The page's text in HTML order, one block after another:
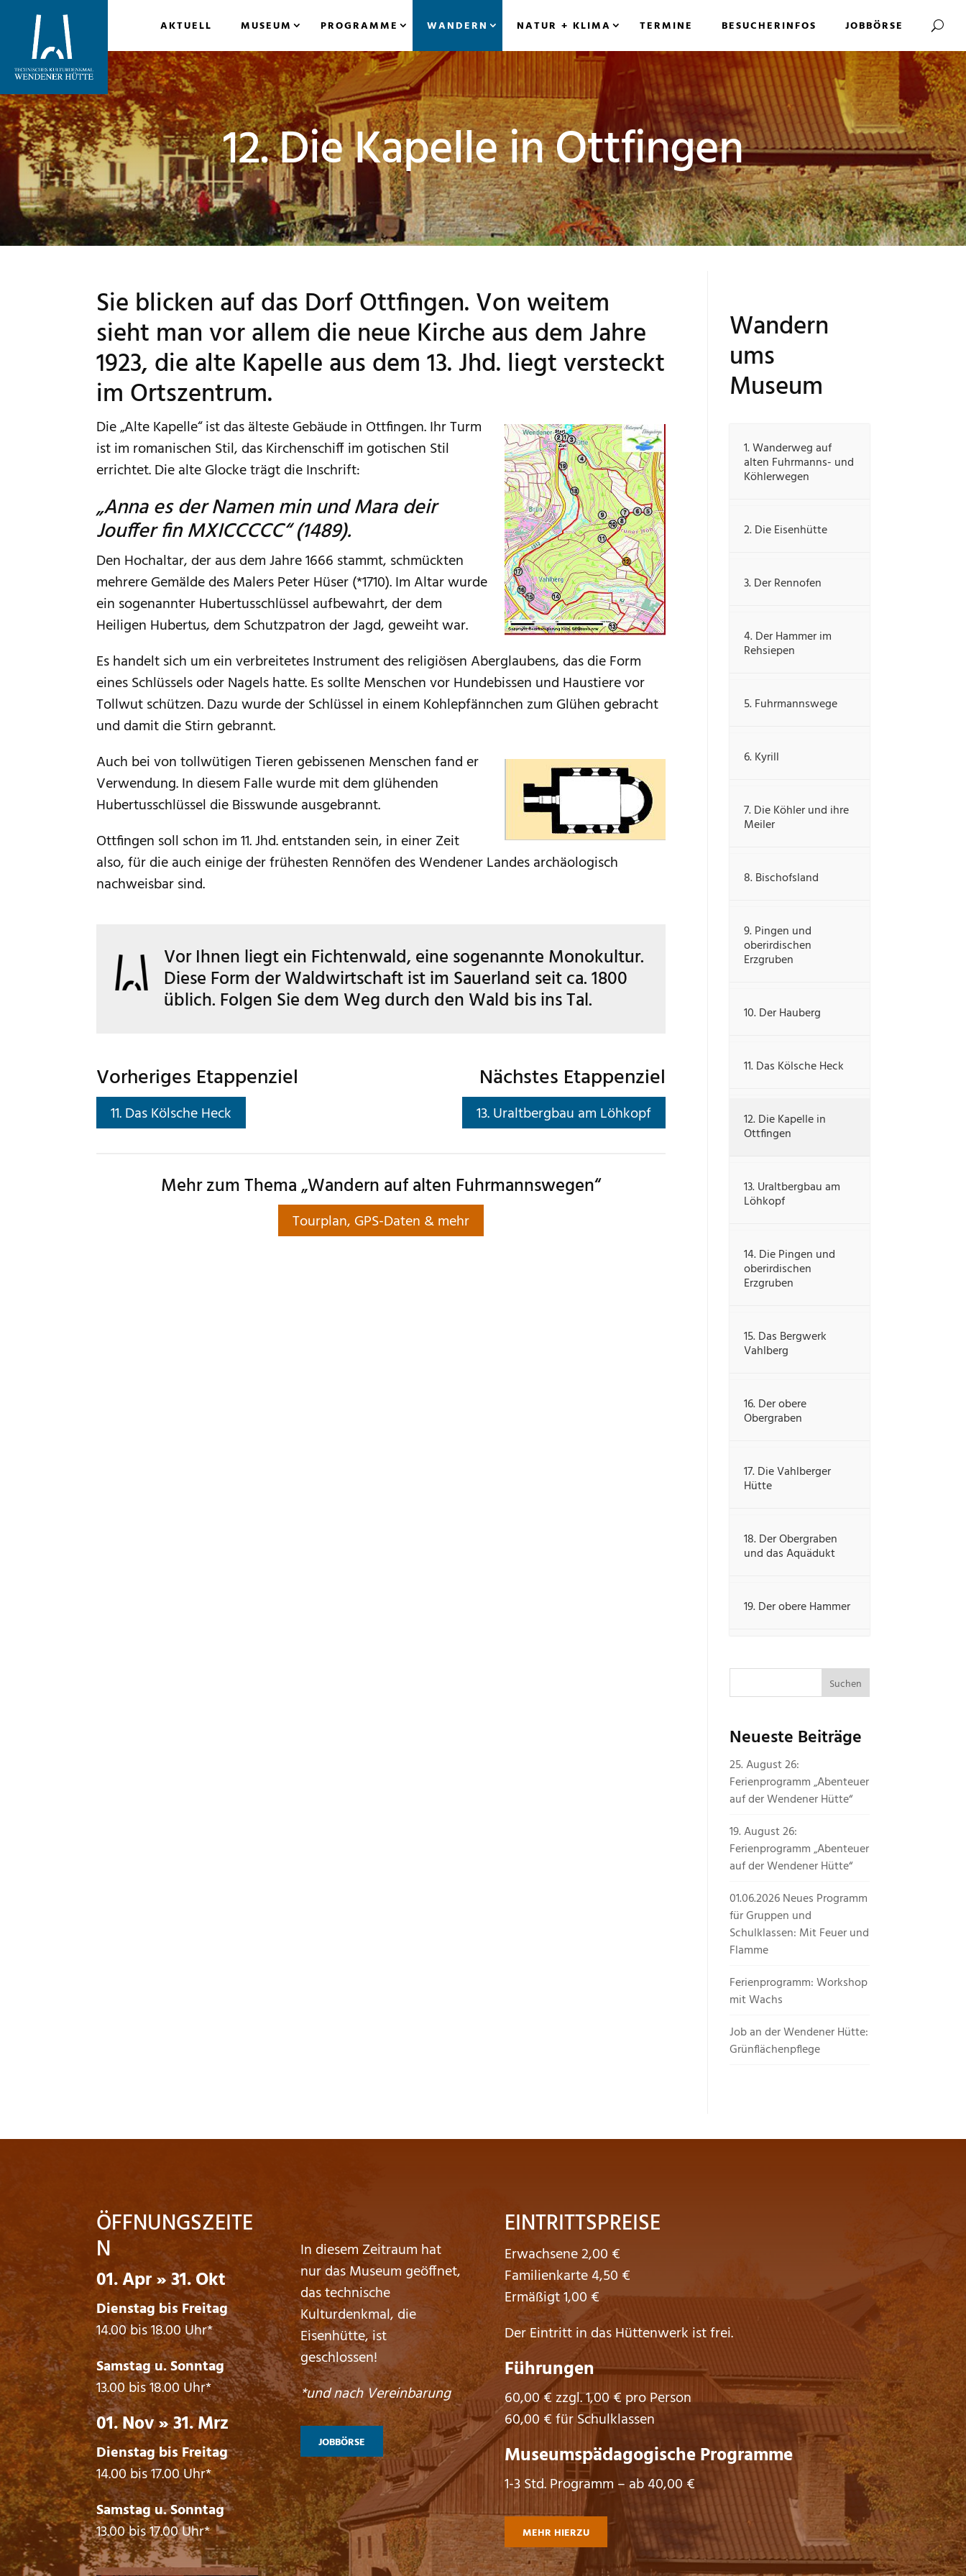
AKTUELL MUSEUM PROGRAMME WANDERN NATUR + KLIMA TERMINE BESUCHERINFOS JOBBÖRSE
12. Die Kapelle in Ottfingen
Sie blicken auf das Dorf Ottfingen. Von weitem
sieht man vor allem die neue Kirche aus dem Jahre
1923, die alte Kapelle aus dem 13. Jhd. liegt versteckt
im Ortszentrum.
Die „Alte Kapelle“ ist das älteste Gebäude in Ottfingen. Ihr Turm
ist im romanischen Stil, das Kirchenschiff im gotischen Stil
errichtet. Die alte Glocke trägt die Inschrift:
„Anna es der Namen min und Mara deir
Jouffer fin MXICCCCC“ (1489).
Den Hochaltar, der aus dem Jahre 1666 stammt, schmückten
mehrere Gemälde des Malers Peter Hüser (*1710). Im Altar wurde
ein sogenannter Hubertusschlüssel aufbewahrt, der dem
Heiligen Hubertus, dem Schutzpatron der Jagd, geweiht war.
Es handelt sich um ein verbreitetes Instrument des religiösen Aberglaubens, das die Form
eines Schlüssels oder Nagels hatte. Es sollte Menschen vor Hundebissen und Haustiere vor
Tollwut schützen. Dazu wurde der Schlüssel in einem Kohlepfännchen zum Glühen gebracht
und damit die Stirn gebrannt.
Auch bei von tollwütigen Tieren gebissenen Menschen fand er
Verwendung. In diesem Falle wurde mit dem glühenden
Hubertusschlüssel die Bisswunde ausgebrannt.
Ottfingen soll schon im 11. Jhd. entstanden sein, in einer Zeit
also, für die auch einige der frühesten Rennöfen des Wendener Landes archäologisch
nachweisbar sind.
Vor Ihnen liegt ein Fichtenwald, eine sogenannte Monokultur.
Diese Form der Waldwirtschaft ist im Sauerland seit ca. 1800
üblich. Folgen Sie dem Weg durch den Wald bis ins Tal.
Vorheriges Etappenziel
11. Das Kölsche Heck
Nächstes Etappenziel
13. Uraltbergbau am Löhkopf
Mehr zum Thema „Wandern auf alten Fuhrmannswegen“
Tourplan, GPS-Daten & mehr
Wandern
ums
Museum
1. Wanderweg auf
alten Fuhrmanns- und
Köhlerwegen
2. Die Eisenhütte
3. Der Rennofen
4. Der Hammer im
Rehsiepen
5. Fuhrmannswege
6. Kyrill
7. Die Köhler und ihre
Meiler
8. Bischofsland
9. Pingen und
oberirdischen
Erzgruben
10. Der Hauberg
11. Das Kölsche Heck
12. Die Kapelle in
Ottfingen
13. Uraltbergbau am
Löhkopf
14. Die Pingen und
oberirdischen
Erzgruben
15. Das Bergwerk
Vahlberg
16. Der obere
Obergraben
17. Die Vahlberger
Hütte
18. Der Obergraben
und das Aquädukt
19. Der obere Hammer
Neueste Beiträge
25. August 26:
Ferienprogramm „Abenteuer
auf der Wendener Hütte“
19. August 26:
Ferienprogramm „Abenteuer
auf der Wendener Hütte“
01.06.2026 Neues Programm
für Gruppen und
Schulklassen: Mit Feuer und
Flamme
Ferienprogramm: Workshop
mit Wachs
Job an der Wendener Hütte:
Grünflächenpflege
ÖFFNUNGSZEITE
N
01. Apr » 31. Okt
Dienstag bis Freitag
14.00 bis 18.00 Uhr*
Samstag u. Sonntag
13.00 bis 18.00 Uhr*
01. Nov » 31. Mrz
Dienstag bis Freitag
14.00 bis 17.00 Uhr*
Samstag u. Sonntag
13.00 bis 17.00 Uhr*
In diesem Zeitraum hat
nur das Museum geöffnet,
das technische
Kulturdenkmal, die
Eisenhütte, ist
geschlossen!
*und nach Vereinbarung
JOBBÖRSE
EINTRITTSPREISE
Erwachsene 2,00 €
Familienkarte 4,50 €
Ermäßigt 1,00 €
Der Eintritt in das Hüttenwerk ist frei.
Führungen
60,00 € zzgl. 1,00 € pro Person
60,00 € für Schulklassen
Museumspädagogische Programme
1-3 Std. Programm – ab 40,00 €
MEHR HIERZU